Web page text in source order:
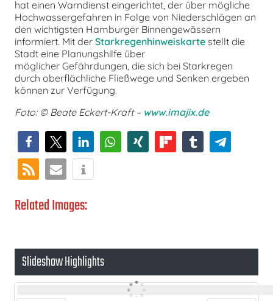
hat einen Warndienst eingerichtet, der über mögliche
Hochwassergefahren in Folge von Niederschlägen an
den wichtigsten Hamburger Binnengewässern
informiert. Mit der Starkregenhinweiskarte stellt die
Stadt eine Planungshilfe über
möglicher Gefährdungen, die sich bei Starkregen
durch oberflächliche Fließwege und Senken ergeben
können zur Verfügung.
Foto: © Beate Eckert-Kraft – www.imajix.de
Related Images:
Slideshow Highlights